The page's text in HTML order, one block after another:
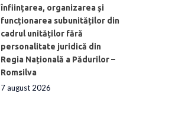
înființarea, organizarea și
funcționarea subunităților din
cadrul unităților fără
personalitate juridică din
Regia Națională a Pădurilor –
Romsilva
7 august 2026